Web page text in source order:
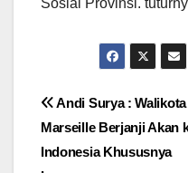
Navigasi
pos
Andi Surya : Walikota
Marseille Berjanji Akan
Indonesia Khususnya